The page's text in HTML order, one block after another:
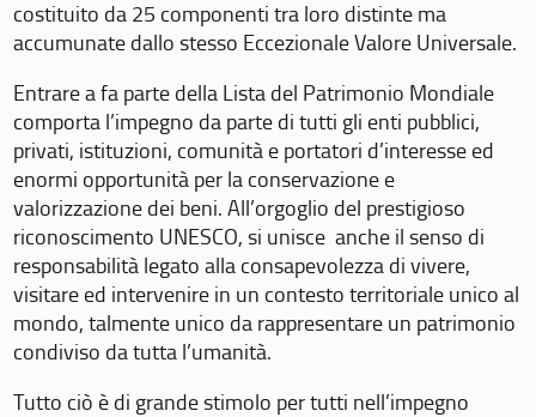
costituito da 25 componenti tra loro distinte ma
accumunate dallo stesso Eccezionale Valore Universale.
Entrare a fa parte della Lista del Patrimonio Mondiale
comporta l’impegno da parte di tutti gli enti pubblici,
privati, istituzioni, comunità e portatori d’interesse ed
enormi opportunità per la conservazione e
valorizzazione dei beni. All’orgoglio del prestigioso
riconoscimento UNESCO, si unisce anche il senso di
responsabilità legato alla consapevolezza di vivere,
visitare ed intervenire in un contesto territoriale unico al
mondo, talmente unico da rappresentare un patrimonio
condiviso da tutta l’umanità.
Tutto ciò è di grande stimolo per tutti nell’impegno